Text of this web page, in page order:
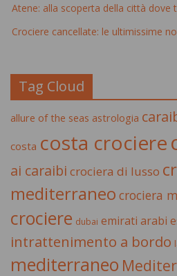
Atene: alla scoperta della città dove
Crociere cancellate: le ultimissime
Tag Cloud
allure of the seas astrologia
costa costa crociere
ai caraibi crociera di lusso
mediterraneo crociera
crociere dubai emirati arabi
intrattenimento a bordo
mediterraneo